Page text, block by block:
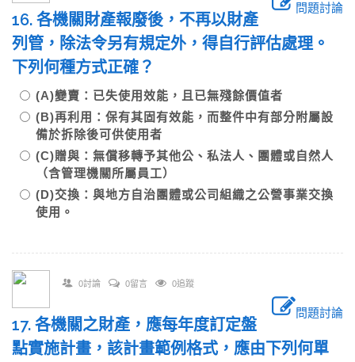
問題討論
16. 各機關財產報廢後，不再以財產
列管，除法令另有規定外，得自行評估處理。
下列何種方式正確？
(A)變賣：已失使用效能，且已無殘餘價值者
(B)再利用：保有其固有效能，而整件中有部分附屬設
備於拆除後可供使用者
(C)贈與：無償移轉予其他公、私法人、團體或自然人
（含管理機關所屬員工）
(D)交換：與地方自治團體或公司組織之公營事業交換
使用。
0討論 0留言 0追蹤
問題討論
17. 各機關之財產，應每年度訂定盤
點實施計畫，該計畫範例格式，應由下列何單